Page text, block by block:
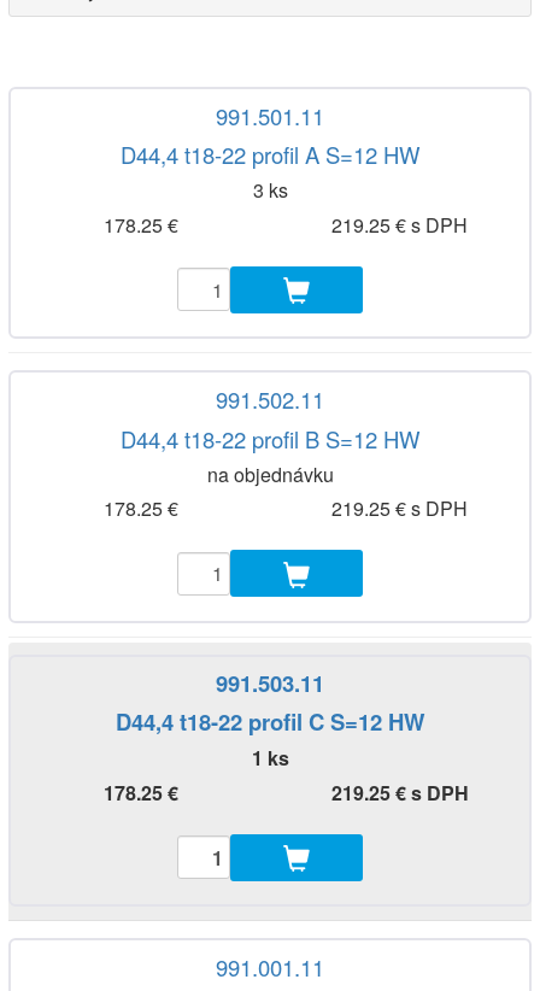
991.501.11
D44,4 t18-22 profil A S=12 HW
3 ks
178.25 €
219.25 € s DPH
991.502.11
D44,4 t18-22 profil B S=12 HW
na objednávku
178.25 €
219.25 € s DPH
991.503.11
D44,4 t18-22 profil C S=12 HW
1 ks
178.25 €
219.25 € s DPH
991.001.11